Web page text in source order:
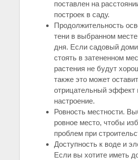
поставлен на
построек в саду.
Продолжительность
тени в выбранном
дня. Если садовый
стоять в затененном
растения не будут
также это может
отрицательный эффект
настроение.
Ровность местности.
ровное место, чтобы
проблем при
Доступность к воде и
Если вы хотите иметь